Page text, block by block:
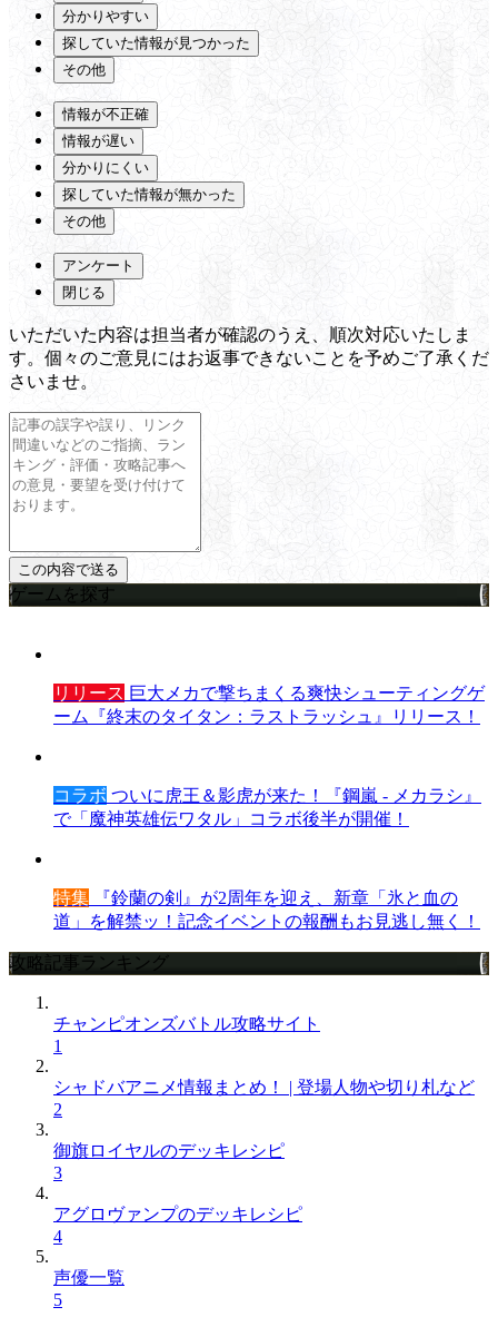
分かりやすい
探していた情報が見つかった
その他
情報が不正確
情報が遅い
分かりにくい
探していた情報が無かった
その他
アンケート
閉じる
いただいた内容は担当者が確認のうえ、順次対応いたしま
す。個々のご意見にはお返事できないことを予めご了承くだ
さいませ。
ゲームを探す
リリース 巨大メカで撃ちまくる爽快シューティングゲ
ーム『終末のタイタン：ラストラッシュ』リリース！
コラボ ついに虎王＆影虎が来た！『鋼嵐 - メカラシ』
で「魔神英雄伝ワタル」コラボ後半が開催！
特集 『鈴蘭の剣』が2周年を迎え、新章「氷と血の
道」を解禁ッ！記念イベントの報酬もお見逃し無く！
攻略記事ランキング
チャンピオンズバトル攻略サイト
1
シャドバアニメ情報まとめ！ | 登場人物や切り札など
2
御旗ロイヤルのデッキレシピ
3
アグロヴァンプのデッキレシピ
4
声優一覧
5